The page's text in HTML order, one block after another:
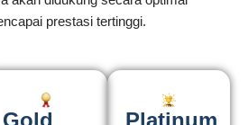
prestasi tertinggi.
Gold
Platinum